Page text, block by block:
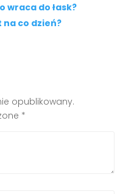
wraca do łask?
na co dzień?
opublikowany.
*